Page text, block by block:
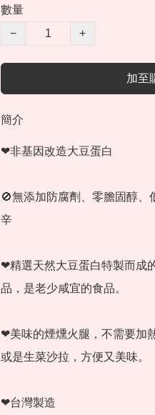
數量
−
+
加至
簡介
❤非基因改造大豆蛋白
🚫無添加防腐劑、零膽固醇
辛
❤精選天然大豆蛋白特製而成
品，是老少咸宜的食品。
❤美味的煙燻火腿，不需要加
或是生菜沙拉，方便又美味。
❤台灣製造